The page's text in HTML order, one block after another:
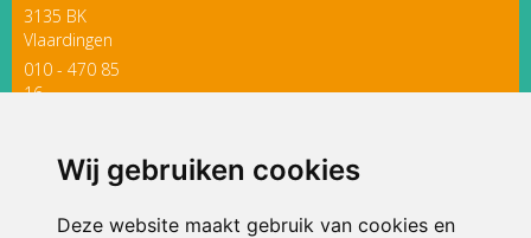
Wij gebruiken cookies
Deze website maakt gebruik van cookies en
3135 BK
Vlaardingen
010 - 470 85
16
ONDERDEEL VAN